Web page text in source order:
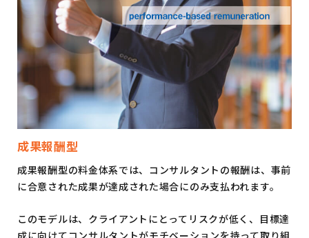
成果報酬型
成果報酬型の料金体系では、コンサルタントの報酬は、事前
に合意された成果が達成された場合にのみ支払われます。
このモデルは、クライアントにとってリスクが低く、目標達
成に向けてコンサルタントがモチベーションを持って取り組